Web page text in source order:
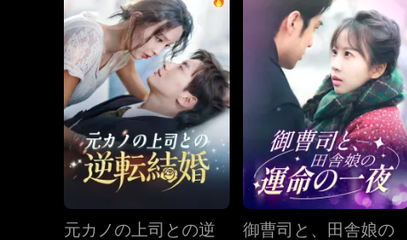
元カノの上司との逆
御曹司と、田舎娘の